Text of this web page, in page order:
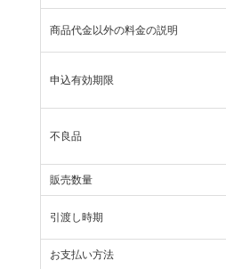
商品代金以外の料金の説明
申込有効期限
不良品
販売数量
引渡し時期
お支払い方法